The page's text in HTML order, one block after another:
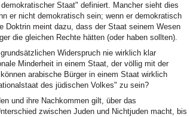
Staat" definiert. Mancher sieht dies
er nicht demokratisch sein; wenn er demokratisch
meint dazu, dass der Staat seinem Wesen
die gleichen Rechte hätten (oder haben sollten).
Widerspruch nie wirklich klar
Minderheit in einem Staat, der völlig mit der
arabische Bürger in einem Staat wirklich
des jüdischen Volkes" zu sein?
und ihre Nachkommen gilt, über das
zwischen Juden und Nichtjuden macht, bis